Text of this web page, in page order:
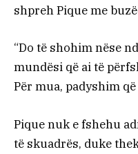
shpreh Pique me
“Do të shohim nëse
mundësi që ai të
Për mua, padyshim
Pique nuk e fshehu
të skuadrës, duke